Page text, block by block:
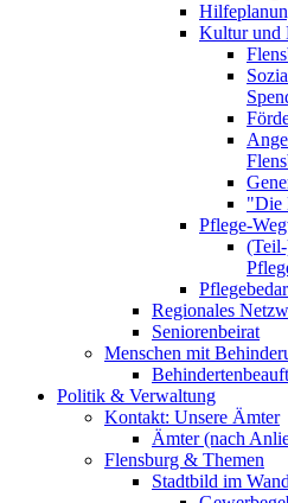
Kultur und
"Die
Pflege-
Regionales
Seniorenbeirat
Menschen mit
Politik & Verwaltung
Kontakt: Unsere Ämter
Ämter (nach
Flensburg & Themen
Stadtbild im